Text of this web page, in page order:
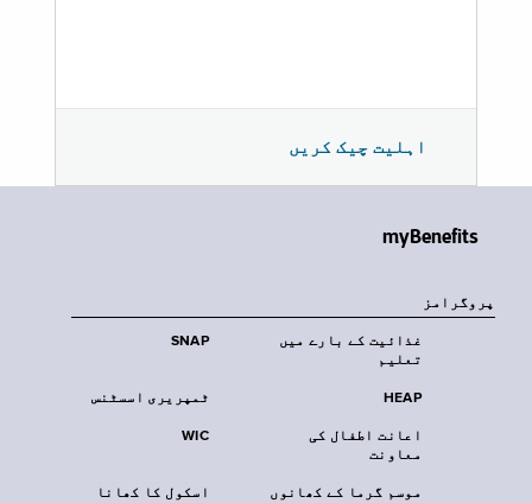
اہلیت چیک کریں
myBenefits
پروگرامز
SNAP
غذائیت کے بارے میں
تعلیم
ٹمپریری اسسٹنس HEAP
WIC
اعانت اطفال کی
معاونت
اسکول کا کھانا
موسم گرما کے کھانوں